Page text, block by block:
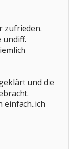
zufrieden.
undiff.
und die
einfach..ich